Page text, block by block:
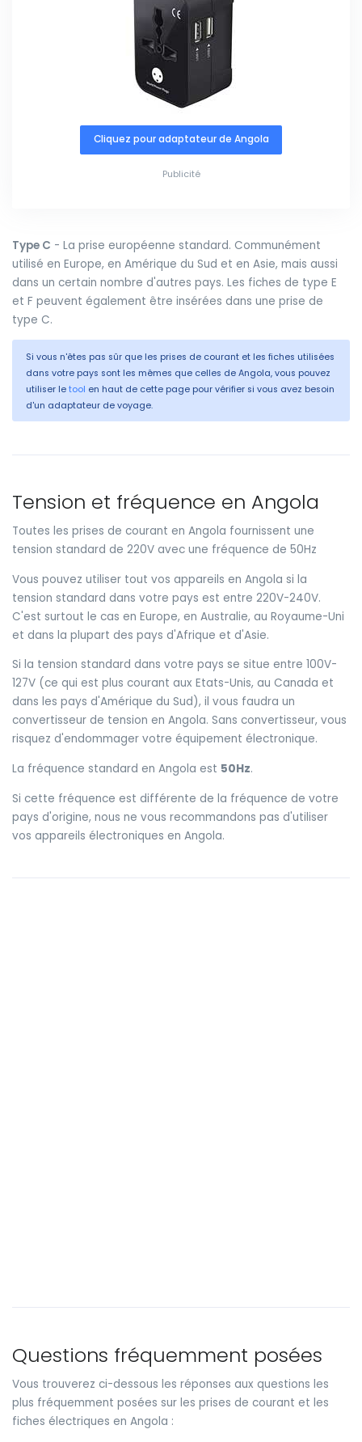
Cliquez pour adaptateur de Angola
Publicité
Type C - La prise européenne standard. Communément
utilisé en Europe, en Amérique du Sud et en Asie, mais aussi
dans un certain nombre d'autres pays. Les fiches de type E
et F peuvent également être insérées dans une prise de
type C.
Si vous n'êtes pas sûr que les prises de courant et les fiches utilisées
dans votre pays sont les mêmes que celles de Angola, vous pouvez
utiliser le tool en haut de cette page pour vérifier si vous avez besoin
d'un adaptateur de voyage.
Tension et fréquence en Angola
Toutes les prises de courant en Angola fournissent une
tension standard de 220V avec une fréquence de 50Hz
Vous pouvez utiliser tout vos appareils en Angola si la
tension standard dans votre pays est entre 220V-240V.
C'est surtout le cas en Europe, en Australie, au Royaume-Uni
et dans la plupart des pays d'Afrique et d'Asie.
Si la tension standard dans votre pays se situe entre 100V-
127V (ce qui est plus courant aux Etats-Unis, au Canada et
dans les pays d'Amérique du Sud), il vous faudra un
convertisseur de tension en Angola. Sans convertisseur, vous
risquez d'endommager votre équipement électronique.
La fréquence standard en Angola est 50Hz.
Si cette fréquence est différente de la fréquence de votre
pays d'origine, nous ne vous recommandons pas d'utiliser
vos appareils électroniques en Angola.
Questions fréquemment posées
Vous trouverez ci-dessous les réponses aux questions les
plus fréquemment posées sur les prises de courant et les
fiches électriques en Angola :